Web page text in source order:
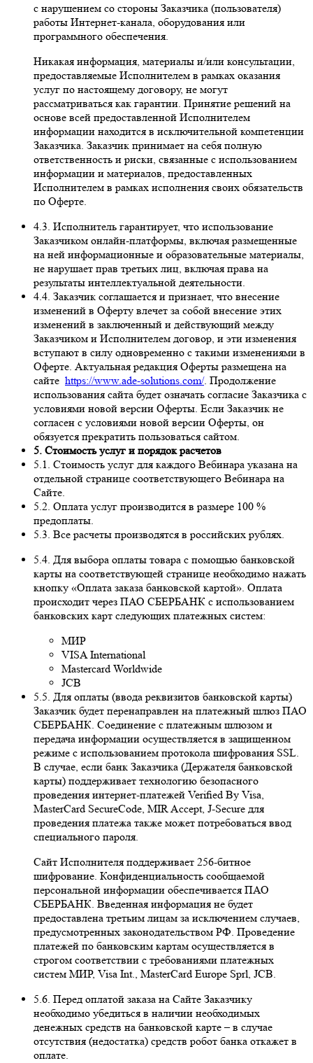
с нарушением со стороны Заказчика (пользователя)
работы Интернет-канала, оборудования или
программного обеспечения.
Никакая информация, материалы и/или консультации,
предоставляемые Исполнителем в рамках оказания
услуг по настоящему договору, не могут
рассматриваться как гарантии. Принятие решений на
основе всей предоставленной Исполнителем
информации находится в исключительной компетенции
Заказчика. Заказчик принимает на себя полную
ответственность и риски, связанные с использованием
информации и материалов, предоставленных
Исполнителем в рамках исполнения своих обязательств
по Оферте.
4.3. Исполнитель гарантирует, что использование
Заказчиком онлайн-платформы, включая размещенные
на ней информационные и образовательные материалы,
не нарушает прав третьих лиц, включая права на
результаты интеллектуальной деятельности.
4.4. Заказчик соглашается и признает, что внесение
изменений в Оферту влечет за собой внесение этих
изменений в заключенный и действующий между
Заказчиком и Исполнителем договор, и эти изменения
вступают в силу одновременно с такими изменениями в
Оферте. Актуальная редакция Оферты размещена на
сайте https://www.ade-solutions.com/. Продолжение
использования сайта будет означать согласие Заказчика с
условиями новой версии Оферты. Если Заказчик не
согласен с условиями новой версии Оферты, он
обязуется прекратить пользоваться сайтом.
5. Стоимость услуг и порядок расчетов
5.1. Стоимость услуг для каждого Вебинара указана на
отдельной странице соответствующего Вебинара на
Сайте.
5.2. Оплата услуг производится в размере 100 %
предоплаты.
5.3. Все расчеты производятся в российских рублях.
5.4. Для выбора оплаты товара с помощью банковской
карты на соответствующей странице необходимо нажать
кнопку «Оплата заказа банковской картой». Оплата
происходит через ПАО СБЕРБАНК с использованием
банковских карт следующих платежных систем:
МИР
VISA International
Mastercard Worldwide
JCB
5.5. Для оплаты (ввода реквизитов банковской карты)
Заказчик будет перенаправлен на платежный шлюз ПАО
СБЕРБАНК. Соединение с платежным шлюзом и
передача информации осуществляется в защищенном
режиме с использованием протокола шифрования SSL.
В случае, если банк Заказчика (Держателя банковской
карты) поддерживает технологию безопасного
проведения интернет-платежей Veriﬁed By Visa,
MasterCard SecureCode, MIR Accept, J-Secure для
проведения платежа также может потребоваться ввод
специального пароля.
Сайт Исполнителя поддерживает 256-битное
шифрование. Конфиденциальность сообщаемой
персональной информации обеспечивается ПАО
СБЕРБАНК. Введенная информация не будет
предоставлена третьим лицам за исключением случаев,
предусмотренных законодательством РФ. Проведение
платежей по банковским картам осуществляется в
строгом соответствии с требованиями платежных
систем МИР, Visa Int., MasterCard Europe Sprl, JCB.
5.6. Перед оплатой заказа на Сайте Заказчику
необходимо убедиться в наличии необходимых
денежных средств на банковской карте – в случае
отсутствия (недостатка) средств робот банка откажет в
оплате.